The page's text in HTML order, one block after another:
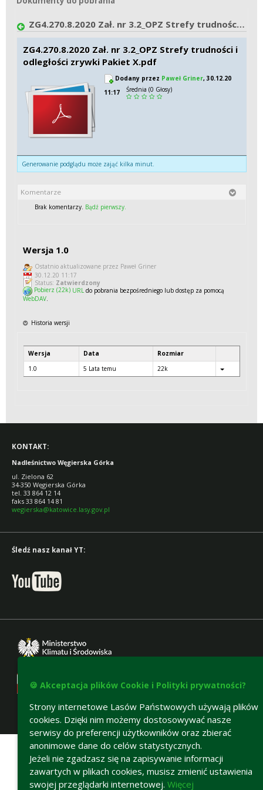
ZG4.270.8.2020 Zał. nr 3.2_OPZ Strefy trudności i odległości zrywki Pakiet X.pdf
ZG4.270.8.2020 Zał. nr 3.2_OPZ Strefy trudności i
odległości zrywki Pakiet X.pdf
Dodany przez Paweł Griner, 30.12.20
11:17
Średnia (0 Głosy)
Generowanie podglądu może zająć kilka minut.
Komentarze
Brak komentarzy. Bądź pierwszy.
Wersja 1.0
Ostatnio aktualizowane przez Paweł Griner
30.12.20 11:17
Status: Zatwierdzony
Pobierz (22k) URL do pobrania bezpośredniego lub dostęp za pomocą
WebDAV.
Historia wersji
Wersja Data
Rozmiar
1.0
5 Lata temu 22k
KONTAKT:
Nadleśnictwo Węgierska Górka
ul. Zielona 62
34-350 Węgierska Górka
tel. 33 864 12 14
faks 33 864 14 81
wegierska@katowice.lasy.gov.pl
Śledź nasz kanał YT:
Deklaracja dostępności
🍪 Akceptacja plików Cookie i Polityki prywatności?
Strony internetowe Lasów Państwowych używają plików
cookies. Dzięki nim możemy dostosowywać nasze
serwisy do preferencji użytkowników oraz zbierać
anonimowe dane do celów statystycznych.
Jeżeli nie zgadzasz się na zapisywanie informacji
zawartych w plikach cookies, musisz zmienić ustawienia
swojej przeglądarki internetowej. Więcej